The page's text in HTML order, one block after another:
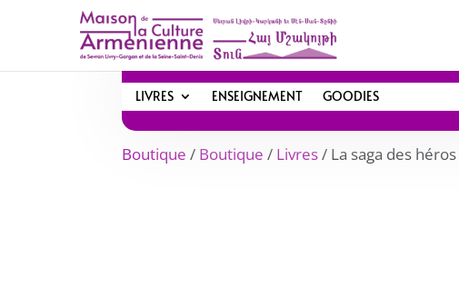
LIVRES ENSEIGNEMENT GOODIES
Boutique / Boutique / Livres/ La saga des